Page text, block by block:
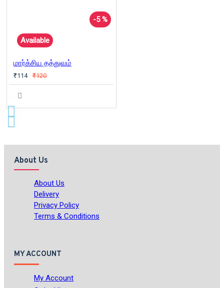
-5 %
Available
மார்க்சிய தத்துவம்
₹114 ₹120
About Us
About Us
Delivery
Privacy Policy
Terms & Conditions
MY ACCOUNT
My Account